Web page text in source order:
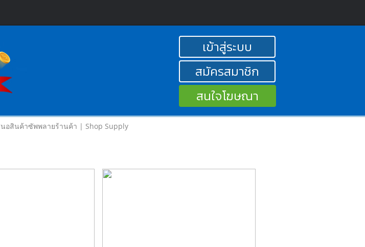
เข้าสู่ระบบ
สมัครสมาชิก
สนใจโฆษณา
นอสินค้าซัพพลายร้านค้า | Shop Supply